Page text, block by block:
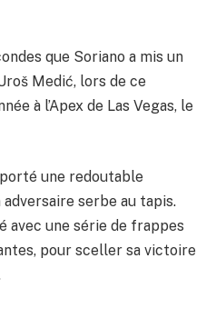
que Soriano a mis un
Medić, lors de ce
à l’Apex de Las Vegas, le
une redoutable
serbe au tapis.
avec une série de frappes
pour sceller sa victoire